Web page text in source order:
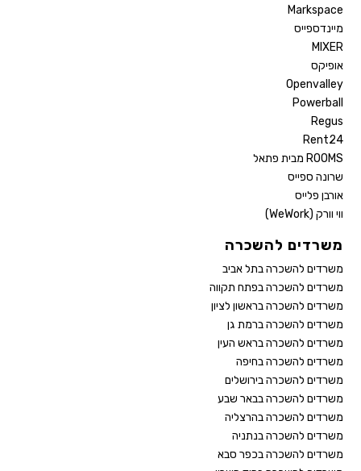
Markspace
מיינדספייס
MIXER
אופיקס
Openvalley
Powerball
Regus
Rent24
ROOMS מבית פתאל
שרונה ספייס
אורבן פלייס
ווי וורק (WeWork)
משרדים להשכרה
משרדים להשכרה בתל אביב
משרדים להשכרה בפתח תקווה
משרדים להשכרה בראשון לציון
משרדים להשכרה ברמת גן
משרדים להשכרה בראש העין
משרדים להשכרה בחיפה
משרדים להשכרה בירושלים
משרדים להשכרה בבאר שבע
משרדים להשכרה בהרצליה
משרדים להשכרה בנתניה
משרדים להשכרה בכפר סבא